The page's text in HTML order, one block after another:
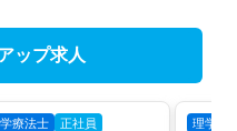
ップ求人
療法士 正社員 理学療